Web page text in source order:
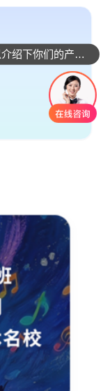
可以介绍下你们的产品么